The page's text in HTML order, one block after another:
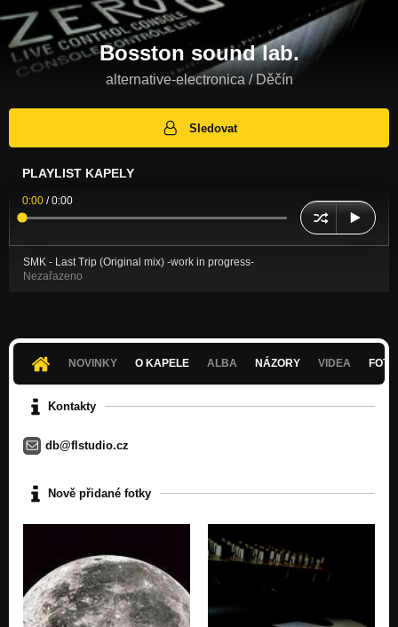
Bosston sound lab.
alternative-electronica / Děčín
Sledovat
PLAYLIST KAPELY
0:00 /0:00
SMK - Last Trip (Original mix) -work in progress-
Nezařazeno
NOVINKY O KAPELE ALBA NÁZORY VIDEA
Kontakty
db@flstudio.cz
Nově přidané fotky